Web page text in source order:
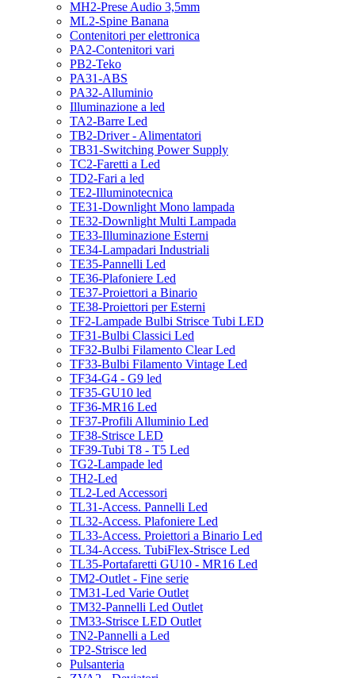
MH2-Prese Audio 3,5mm
ML2-Spine Banana
Contenitori per elettronica
PA2-Contenitori vari
PB2-Teko
PA31-ABS
PA32-Alluminio
Illuminazione a led
TA2-Barre Led
TB2-Driver - Alimentatori
TB31-Switching Power Supply
TC2-Faretti a Led
TD2-Fari a led
TE2-Illuminotecnica
TE31-Downlight Mono lampada
TE32-Downlight Multi Lampada
TE33-Illuminazione Esterni
TE34-Lampadari Industriali
TE35-Pannelli Led
TE36-Plafoniere Led
TE37-Proiettori a Binario
TE38-Proiettori per Esterni
TF2-Lampade Bulbi Strisce Tubi LED
TF31-Bulbi Classici Led
TF32-Bulbi Filamento Clear Led
TF33-Bulbi Filamento Vintage Led
TF34-G4 - G9 led
TF35-GU10 led
TF36-MR16 Led
TF37-Profili Alluminio Led
TF38-Strisce LED
TF39-Tubi T8 - T5 Led
TG2-Lampade led
TH2-Led
TL2-Led Accessori
TL31-Access. Pannelli Led
TL32-Access. Plafoniere Led
TL33-Access. Proiettori a Binario Led
TL34-Access. TubiFlex-Strisce Led
TL35-Portafaretti GU10 - MR16 Led
TM2-Outlet - Fine serie
TM31-Led Varie Outlet
TM32-Pannelli Led Outlet
TM33-Strisce LED Outlet
TN2-Pannelli a Led
TP2-Strisce led
Pulsanteria